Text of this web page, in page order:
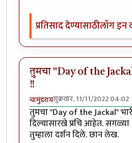
प्रतिसाद देण्यासाठीलॉग इन
तुमचा "Day of the
!!
चामुंडरायशुक्रवार, 11/11/2022 04:02
तुमचा "Day of the Jackal"
दिल्यासारखे प्रचि आहेत.
तुम्हाला दर्शन दिले. छान लेख.